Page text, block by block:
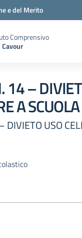
e del Merito
Comprensivo
Cavour
14 –
A SCUOLA
DIVIETO USO